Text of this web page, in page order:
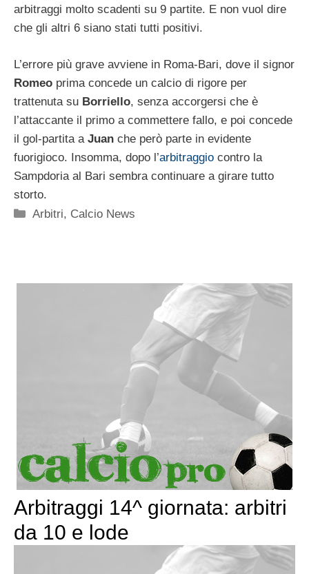
arbitraggi molto scadenti su 9 partite. E non vuol dire
che gli altri 6 siano stati tutti positivi.
L’errore più grave avviene in Roma-Bari, dove il signor
Romeo prima concede un calcio di rigore per
trattenuta su Borriello, senza accorgersi che è
l’attaccante il primo a commettere fallo, e poi concede
il gol-partita a Juan che però parte in evidente
fuorigioco. Insomma, dopo l’arbitraggio contro la
Sampdoria al Bari sembra continuare a girare tutto
storto.
Categorie
Arbitri, Calcio News
Arbitraggi 14^ giornata: arbitri
da 10 e lode